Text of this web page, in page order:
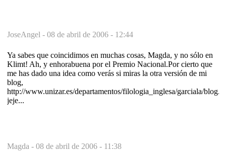
JoseAngel - 08 de abril de 2006 - 12:44
Ya sabes que coincidimos en muchas cosas, Magda, y no sólo en
Klimt! Ah, y enhorabuena por el Premio Nacional.Por cierto que
me has dado una idea como verás si miras la otra versión de mi
blog,
http://www.unizar.es/departamentos/filologia_inglesa/garciala/
jeje...
Magda - 08 de abril de 2006 - 11:38